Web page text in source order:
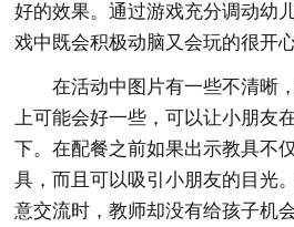
好的效果。通过游戏充分调动幼
戏中既会积极动脑又会玩的很开心
在活动中图片有一些不清晰
上可能会好一些，可以让小朋友
下。在配餐之前如果出示教具不
具，而且可以吸引小朋友的目光
意交流时，教师却没有给孩子机